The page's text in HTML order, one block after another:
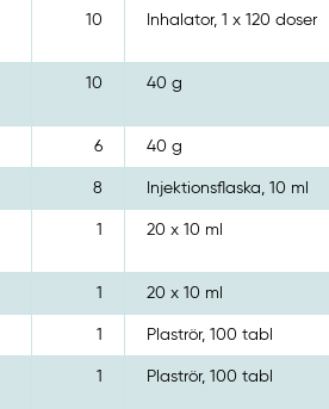
10 Inhalator, 1 x 120 doser
10 40 g
6 40 g
8 Injektionsflaska, 10 ml
1 20 x 10 ml
1 20 x 10 ml
1 Plaströr, 100 tabl
1 Plaströr, 100 tabl